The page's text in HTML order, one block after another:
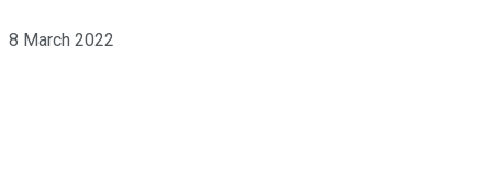
8 March 2022